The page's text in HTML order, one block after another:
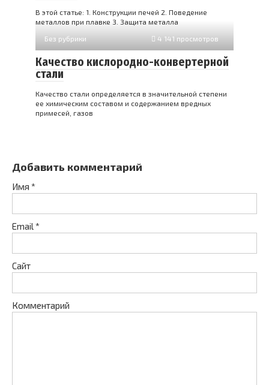
В этой статье: 1. Конструкции печей 2. Поведение
металлов при плавке 3. Защита металла
Без рубрики
4 141 просмотров
Качество кислородно-конвертерной
стали
Качество стали определяется в значительной степени
ее химическим составом и содержанием вредных
примесей, газов
Добавить комментарий
Имя *
Email*
Сайт
Комментарий